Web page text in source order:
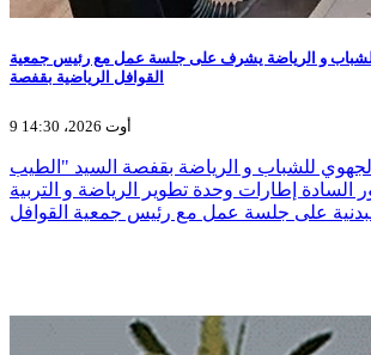
و الرياضة يشرف على جلسة عمل مع رئيس جمعية
القوافل الرياضية بقفصة
9 أوت 2026، 14:30
للشباب و الرياضة بقفصة السيد "الطيب
السادة إطارات وحدة تطوير الرياضة و التربية